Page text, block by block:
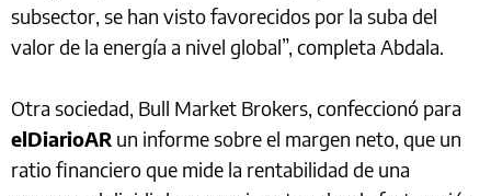
subsector, se han visto favorecidos por la suba del
valor de la energía a nivel global”, completa Abdala.
Otra sociedad, Bull Market Brokers, confeccionó para
elDiarioAR un informe sobre el margen neto, que un
ratio financiero que mide la rentabilidad de una